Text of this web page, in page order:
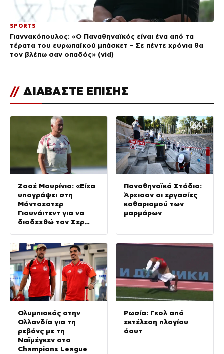
SPORTS
Γιαννακόπουλος: «Ο Παναθηναϊκός είναι ένα από τα
τέρατα του ευρωπαϊκού μπάσκετ – Σε πέντε χρόνια θα
τον βλέπω σαν οπαδός» (vid)
// ΔΙΑΒΑΣΤΕ ΕΠΙΣΗΣ
Ζοσέ Μουρίνιο: «Είχα
υπογράψει στη
Μάντσεστερ
Γιουνάιτεντ για να
διαδεχθώ τον Σερ
Τσέλσι»
Παναθηναϊκό Στάδιο:
Άρχισαν οι εργασίες
καθαρισμού των
μαρμάρων
Ολυμπιακός στην
Ολλανδία για τη
ρεβάνς με τη
Ναϊμέγκεν στο
Champions League
Ρωσία: Γκολ από
εκτέλεση πλαγίου
άουτ